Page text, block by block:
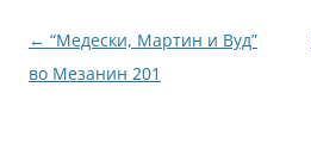
o
o
g
Навигација
за
← “Медески, Мартин и Вуд”
во Мезанин 201